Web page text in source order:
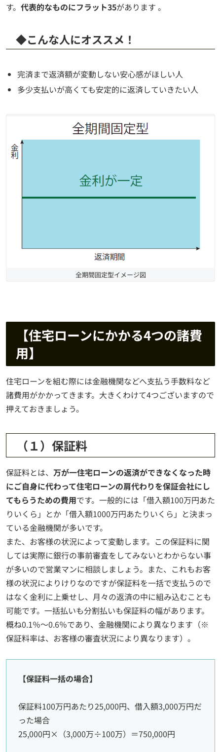
す。 代表的なものにフラット35があります 。
◆こんな人にオススメ！
完済まで返済額が変動しない安心感がほしい人
多少支払いが高くても安定的に返済していきたい人
全期間固定型イメージ図
【住宅ローンにかかる4つの諸費
用】
住宅ローンを組む際には金融機関などへ支払う手数料など
諸費用がかかってきます。大きくわけて4つございますので
押えておきましょう。
（１）保証料
保証料とは、 万が一住宅ローンの返済ができなくなった時
にご自身に代わって住宅ローンの肩代わりを保証会社にし
てもらうための費用です。一般的には「借入額100万円あた
りいくら」とか「借入額1000万円あたりいくら」と決まっ
ている金融機関が多いです。
また、お客様の状況によって変動します。この保証料に関
しては実際に銀行の事前審査をしてみないとわからない事
が多いので営業マンに相談しましょう。また、これもお客
様の状況によりけりなのですが保証料を一括で支払うので
はなく金利に上乗せし、月々の返済の中に組み込むことも
可能です。一括払いも分割払いも保証料の幅があります。
概ね0.1％～0.6％であり、金融機関により異なります（※
保証料率は、お客様の審査状況により異なります）。
【保証料一括の場合】
保証料100万円あたり25,000円、借入額3,000万円だ
った場合
25,000円×（3,000万÷100万）＝750,000円